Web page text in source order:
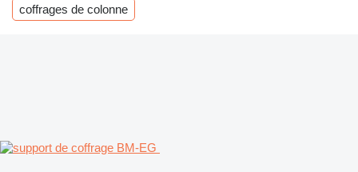
coffrages de colonne